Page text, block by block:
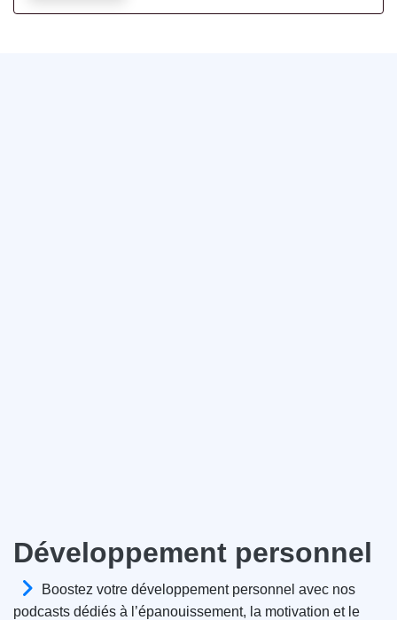
Développement personnel
Boostez votre développement personnel avec nos
podcasts dédiés à l’épanouissement, la motivation et le